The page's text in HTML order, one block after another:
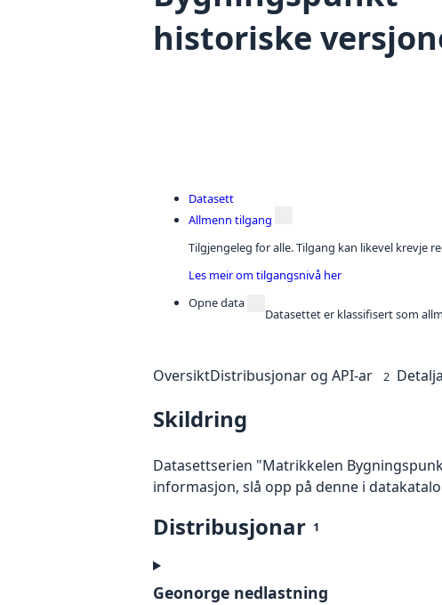
historiske
Datasett
Allmenn tilgang
Tilgjengeleg for alle. Tilgang kan likevel krevje
Les meir om tilgangsnivå her
Opne data
Datasettet er klassifisert som
OversiktDistribusjonar og API-ar 2
Skildring
Datasettserien "Matrikkelen
informasjon, slå opp på denne i
Distribusjonar 1
Geonorge nedlastning